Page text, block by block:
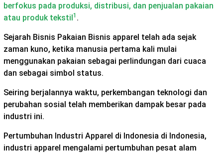
berfokus pada produksi, distribusi, dan penjualan pakaian
atau produk tekstil1 .
Sejarah Bisnis Pakaian Bisnis apparel telah ada sejak
zaman kuno, ketika manusia pertama kali mulai
menggunakan pakaian sebagai perlindungan dari cuaca
dan sebagai simbol status.
Seiring berjalannya waktu, perkembangan teknologi dan
perubahan sosial telah memberikan dampak besar pada
industri ini.
Pertumbuhan Industri Apparel di Indonesia di Indonesia,
industri apparel mengalami pertumbuhan pesat alam